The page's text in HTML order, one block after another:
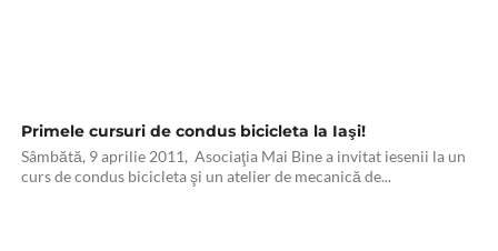
Primele cursuri de condus bicicleta la Iaşi!
Sâmbătă, 9 aprilie 2011, Asociaţia Mai Bine a invitat iesenii la un
curs de condus bicicleta şi un atelier de mecanică de...